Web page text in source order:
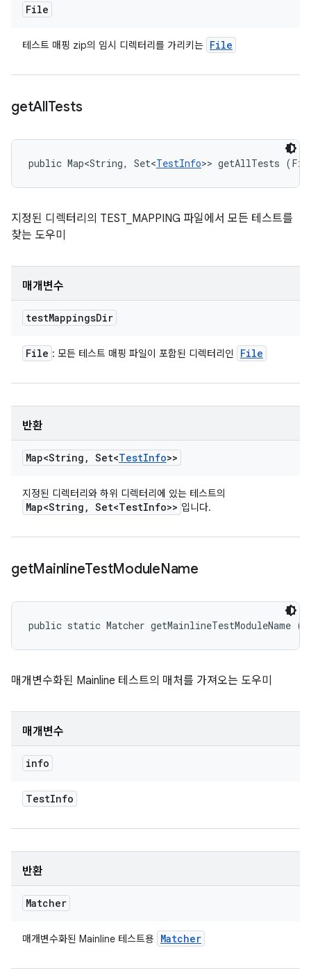
File
테스트 매핑 zip의 임시 디렉터리를 가리키는 File
getAllTests
public Map<String, Set<TestInfo>> getAllTests
지정된 디렉터리의 TEST_MAPPING 파일에서 모든 테스트를
찾는 도우미
매개변수
testMappingsDir
File : 모든 테스트 매핑 파일이 포함된 디렉터리인 File
반환
Map<String , Set<TestInfo>>
지정된 디렉터리와 하위 디렉터리에 있는 테스트의
Map<String , Set<TestInfo>> 입니다.
getMainlineTestModuleName
public static Matcher getMainlineTestModuleName (
매개변수화된 Mainline 테스트의 매처를 가져오는 도우미
매개변수
info
TestInfo
반환
Matcher
매개변수화된 Mainline 테스트용 Matcher